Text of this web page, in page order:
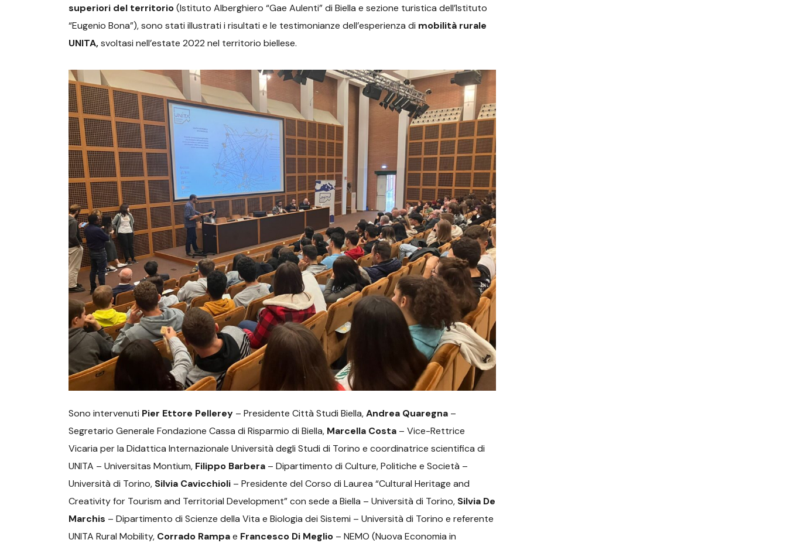
superiori del territorio(Istituto Alberghiero “Gae Aulenti” di Biella e sezione turistica dell’Istituto
“Eugenio Bona”), sono stati illustrati i risultati e le testimonianze dell’esperienza di mobilità rurale
UNITA,svoltasi nell’estate 2022 nel territorio biellese.
Sono intervenuti Pier Ettore Pellerey – Presidente Città Studi Biella,Andrea Quaregna –
Segretario Generale Fondazione Cassa di Risparmio di Biella, Marcella Costa – Vice-Rettrice
Vicaria per la Didattica Internazionale Università degli Studi di Torino e coordinatrice scientifica di
UNITA – Universitas Montium, Filippo Barbera – Dipartimento di Culture, Politiche e Società –
Università di Torino, Silvia Cavicchioli – Presidente del Corso di Laurea “Cultural Heritage and
Creativity for Tourism and Territorial Development” con sede a Biella – Università di Torino, Silvia De
Marchis – Dipartimento di Scienze della Vita e Biologia dei Sistemi – Università di Torino e referente
UNITA Rural Mobility, Corrado Rampae Francesco Di Meglio – NEMO (Nuova Economia in